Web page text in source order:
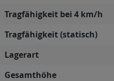
Tragfähigkeit bei 4 km/h
Tragfähigkeit (statisch)
Lagerart
Gesamthöhe